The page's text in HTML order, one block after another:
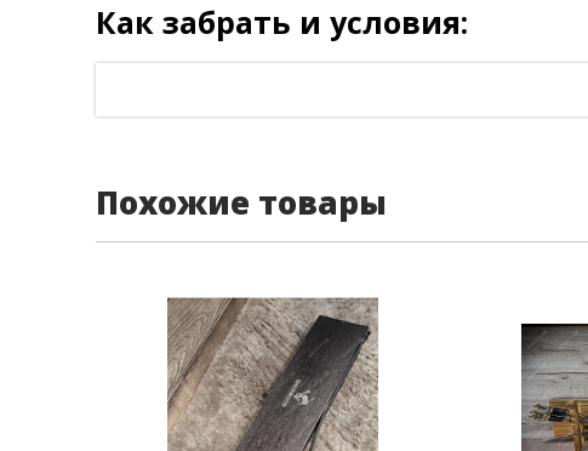
Как забрать и условия:
Похожие товары